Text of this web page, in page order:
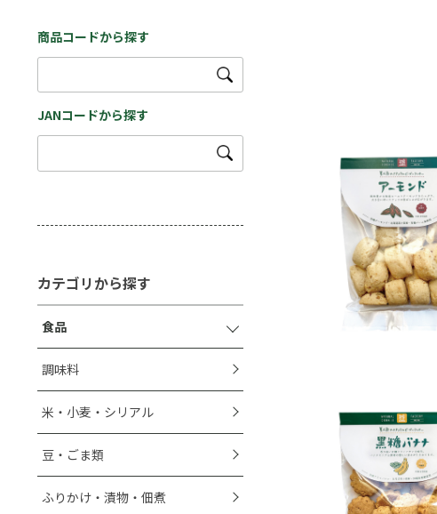
商品コードから探す
JANコードから探す
カテゴリから探す
食品
調味料
米・小麦・シリアル
豆・ごま類
ふりかけ・漬物・佃煮